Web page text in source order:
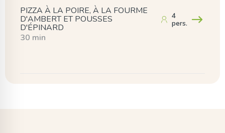
PIZZA À LA POIRE, À LA FOURME
D'AMBERT ET POUSSES
D'ÉPINARD
4
pers.
30 min